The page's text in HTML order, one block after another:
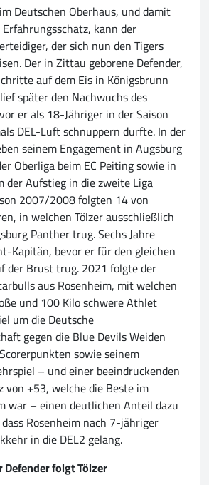
Deutschen Oberhaus, und damit
kann der
der sich nun den Tigers
Der in Zittau geborene Defender,
auf dem Eis in Königsbrunn
später den Nachwuchs des
er als 18-Jähriger in der Saison
DEL-Luft schnuppern durfte. In der
seinem Engagement in Augsburg
Oberliga beim EC Peiting sowie in
der Aufstieg in die zweite Liga
2007/2008 folgten 14 von
in welchen Tölzer ausschließlich
Panther trug. Sechs Jahre
Kapitän, bevor er für den gleichen
der Brust trug. 2021 folgte der
aus Rosenheim, mit welchen
und 100 Kilo schwere Athlet
um die Deutsche
gegen die Blue Devils Weiden
sowie seinem
– und einer beeindruckenden
+53, welche die Beste im
war – einen deutlichen Anteil dazu
Rosenheim nach 7-jähriger
in die DEL2 gelang.
folgt Tölzer